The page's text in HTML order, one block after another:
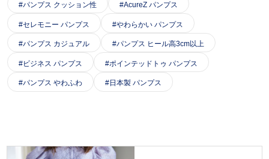
パンプス クッション性 AcureZ パンプス
セレモニー パンプス やわらかい パンプス
パンプス カジュアル パンプス ヒール高3cm以上
ビジネス パンプス ポインテッドトゥ パンプス
パンプス やわふわ 日本製 パンプス